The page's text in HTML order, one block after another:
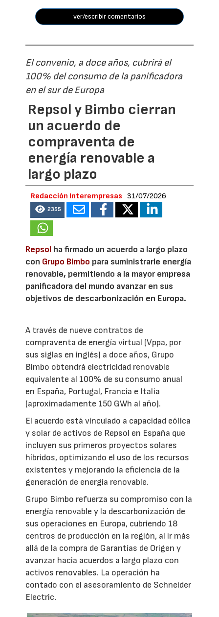
ver/escribir comentarios
El convenio, a doce años, cubrirá el
100% del consumo de la panificadora
en el sur de Europa
Repsol y Bimbo cierran
un acuerdo de
compraventa de
energía renovable a
largo plazo
Redacción Interempresas 31/07/2026
2355
Repsol ha firmado un acuerdo a largo plazo
con Grupo Bimbo para suministrarle energía
renovable, permitiendo a la mayor empresa
panificadora del mundo avanzar en sus
objetivos de descarbonización en Europa.
A través de nueve contratos de
compraventa de energía virtual (Vppa, por
sus siglas en inglés) a doce años, Grupo
Bimbo obtendrá electricidad renovable
equivalente al 100% de su consumo anual
en España, Portugal, Francia e Italia
(aproximadamente 150 GWh al año).
El acuerdo está vinculado a capacidad eólica
y solar de activos de Repsol en España que
incluyen sus primeros proyectos solares
híbridos, optimizando el uso de los recursos
existentes y mejorando la eficiencia de la
generación de energía renovable.
Grupo Bimbo refuerza su compromiso con la
energía renovable y la descarbonización de
sus operaciones en Europa, cubriendo 18
centros de producción en la región, al ir más
allá de la compra de Garantías de Origen y
avanzar hacia acuerdos a largo plazo con
activos renovables. La operación ha
contado con el asesoramiento de Schneider
Electric.